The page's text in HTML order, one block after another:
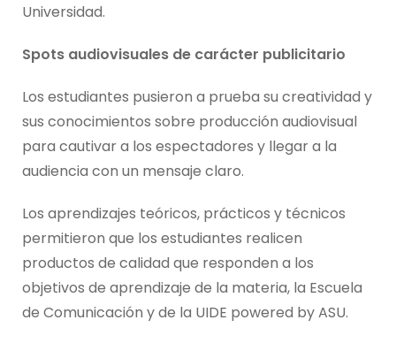
Universidad.
Spots audiovisuales de carácter publicitario
Los estudiantes pusieron a prueba su creatividad y
sus conocimientos sobre producción audiovisual
para cautivar a los espectadores y llegar a la
audiencia con un mensaje claro.
Los aprendizajes teóricos, prácticos y técnicos
permitieron que los estudiantes realicen
productos de calidad que responden a los
objetivos de aprendizaje de la materia, la Escuela
de Comunicación y de la UIDE powered by ASU.